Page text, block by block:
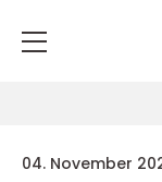
04. November